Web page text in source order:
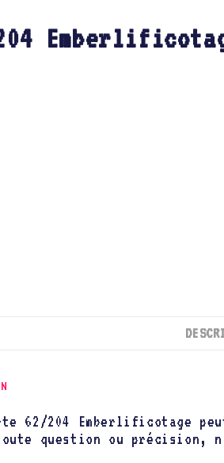
62/204 Emberlificotage
question ou précision,